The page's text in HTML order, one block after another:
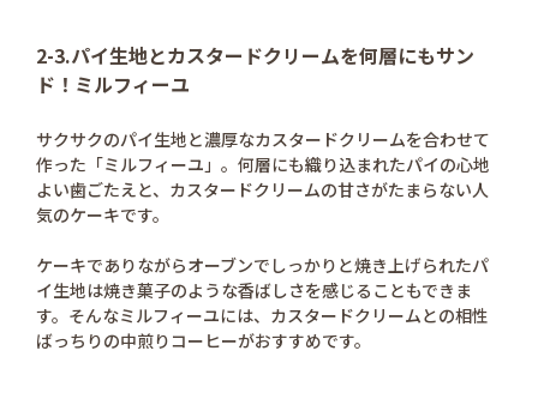
2-3.パイ生地とカスタードクリームを何層にもサン
ド！ミルフィーユ
サクサクのパイ生地と濃厚なカスタードクリームを合わせて
作った「ミルフィーユ」。何層にも織り込まれたパイの心地
よい歯ごたえと、カスタードクリームの甘さがたまらない人
気のケーキです。
ケーキでありながらオーブンでしっかりと焼き上げられたパ
イ生地は焼き菓子のような香ばしさを感じることもできま
す。そんなミルフィーユには、カスタードクリームとの相性
ばっちりの中煎りコーヒーがおすすめです。